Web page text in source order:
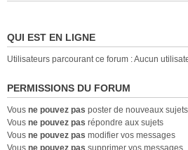
QUI EST EN LIGNE
Utilisateurs parcourant ce forum : Aucun
PERMISSIONS DU FORUM
Vous ne pouvez pas poster de nouveaux sujets
Vous ne pouvez pas répondre aux sujets
Vous ne pouvez pas modifier vos messages
Vous ne pouvez pas supprimer vos messages